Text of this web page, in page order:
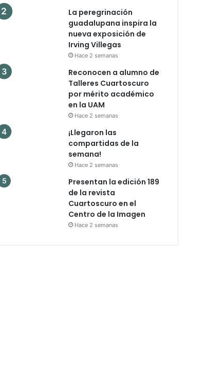
La peregrinación
guadalupana inspira la
nueva exposición de
Irving Villegas
Hace 2 semanas
Reconocen a alumno de
Talleres Cuartoscuro
por mérito académico
en la UAM
Hace 2 semanas
¡Llegaron las
compartidas de la
semana!
Hace 2 semanas
Presentan la edición 189
de la revista
Cuartoscuro en el
Centro de la Imagen
Hace 2 semanas